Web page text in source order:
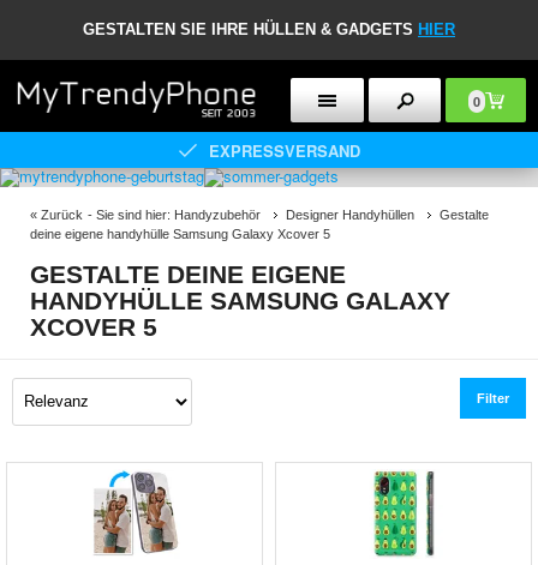
GESTALTEN SIE IHRE HÜLLEN & GADGETS HIER
0
EXPRESSVERSAND
« Zurück - Sie sind hier: Handyzubehör Designer Handyhüllen
Gestalte
deine eigene handyhülle Samsung Galaxy Xcover 5
GESTALTE DEINE EIGENE
HANDYHÜLLE SAMSUNG GALAXY
XCOVER 5
Filter